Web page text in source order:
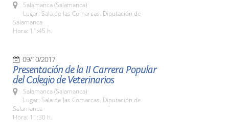
Salamanca (Salamanca)
Lugar: Sala de las Comarcas. Diputación de
Salamanca
Hora: 11:45 h.
09/10/2017
Presentación de la II Carrera Popular
del Colegio de Veterinarios
Salamanca (Salamanca)
Lugar: Sala de las Comarcas. Diputación de
Salamanca
Hora: 11:30 h.